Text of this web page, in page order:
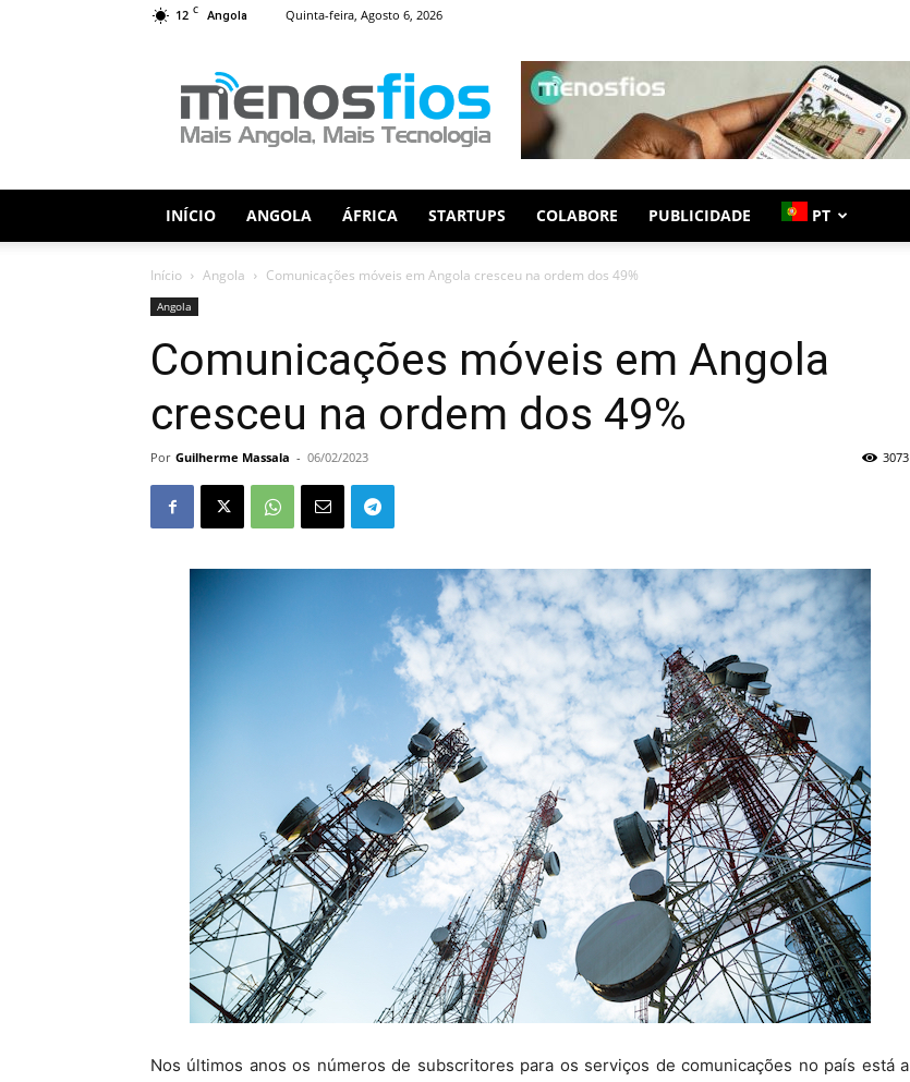
12 C Angola Quinta-feira, Agosto 6, 2026
Fios
INÍCIO ANGOLA ÁFRICA STARTUPS COLABORE PUBLICIDADE PT
Início Angola Comunicações móveis em Angola cresceu na ordem dos 49%
Angola
Comunicações móveis em Angola
cresceu na ordem dos 49%
Por Guilherme Massala - 06/02/2023 3073
Nos últimos anos os números de subscritores para os serviços de comunicações no país está a